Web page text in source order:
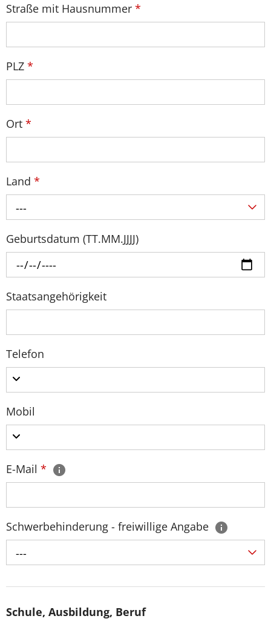
Straße mit Hausnummer *
PLZ *
Ort *
Land *
---
Geburtsdatum (TT.MM.JJJJ)
Staatsangehörigkeit
Telefon
Mobil
E-Mail *
Schwerbehinderung - freiwillige Angabe
---
Schule, Ausbildung, Beruf